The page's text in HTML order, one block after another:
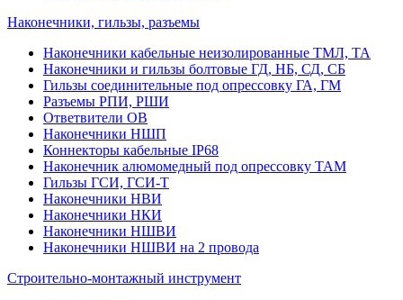
Наконечники, гильзы, разъемы
Наконечники кабельные неизолированные ТМЛ, ТА
Наконечники и гильзы болтовые ГД, НБ, СД, СБ
Гильзы соединительные под опрессовку ГА, ГМ
Разъемы РПИ, РШИ
Ответвители ОВ
Наконечники НШП
Коннекторы кабельные IP68
Наконечник алюмомедный под опрессовку ТАМ
Гильзы ГСИ, ГСИ-Т
Наконечники НВИ
Наконечники НКИ
Наконечники НШВИ
Наконечники НШВИ на 2 провода
Строительно-монтажный инструмент